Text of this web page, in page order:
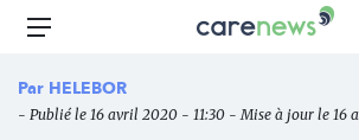
Aller
principal
Carenews,
des
Menu
Par HELEBOR
- Publié le 16 avril 2020 - 11:30 - Mise à jour le 16